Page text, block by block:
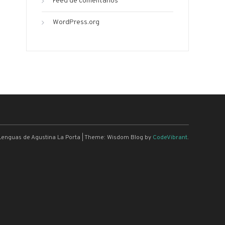
WordPress.org
de Agustina La Porta Theme: Wisdom Blog by CodeVibrant.